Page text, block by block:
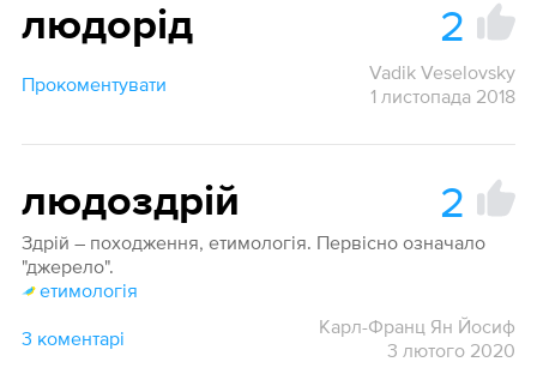
людорід 2
Прокоментувати
Vadik Veselovsky
1 листопада 2018
людоздрій 2
Здрій – походження, етимологія. Первісно означало
"джерело".
етимологія
3 коментарі
Карл-Франц Ян Йосиф
3 лютого 2020